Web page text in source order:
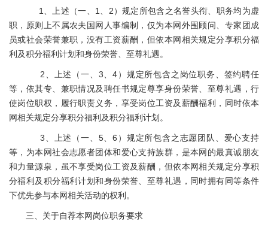
1、上述（一、1、2）规定所包含之名誉头衔、职务均为虚
职，原则上不属农夫国网人事编制，仅为本网外围顾问、专家团成
员或社会荣誉兼职，没有工资薪酬，但依本网相关规定分享积分福
利及积分福利计划和身份荣誉、至尊礼遇。
2、上述（一、3、4）规定所包含之岗位职务、签约聘任
等，依其专、兼职情况及聘任书规定尊享身份荣誉、至尊礼遇，行
使岗位职权，履行职责义务，享受岗位工资及薪酬福利，同时依本
网相关规定分享积分福利及积分福利计划。
3、上述（一、5、6）规定所包含之志愿团队、爱心支持
等，为本网社会志愿者团体和爱心支持族群，是本网的最真诚朋友
和力量源泉，虽不享受岗位工资及薪酬，但依本网相关规定分享积
分福利及积分福利计划和身份荣誉、至尊礼遇，同时拥有同等条件
下优先参与本网相关活动的权利。
三、关于自荐本网岗位职务要求